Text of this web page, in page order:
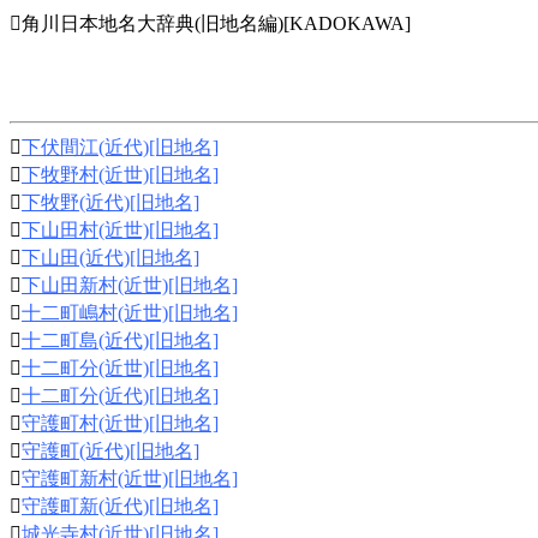
角川日本地名大辞典(旧地名編)[KADOKAWA]
下伏間江(近代)[旧地名]
下牧野村(近世)[旧地名]
下牧野(近代)[旧地名]
下山田村(近世)[旧地名]
下山田(近代)[旧地名]
下山田新村(近世)[旧地名]
十二町嶋村(近世)[旧地名]
十二町島(近代)[旧地名]
十二町分(近世)[旧地名]
十二町分(近代)[旧地名]
守護町村(近世)[旧地名]
守護町(近代)[旧地名]
守護町新村(近世)[旧地名]
守護町新(近代)[旧地名]
城光寺村(近世)[旧地名]